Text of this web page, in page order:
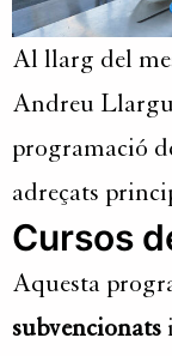
Al llarg del
Andreu
programació
adreçats
Cursos
Aquesta
subvencionats